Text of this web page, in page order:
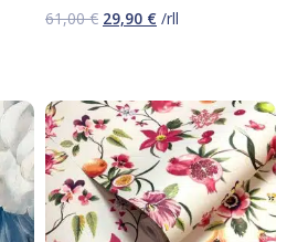
61,00€ Alkuperäinen
29,90 €Nykyinen
/rll